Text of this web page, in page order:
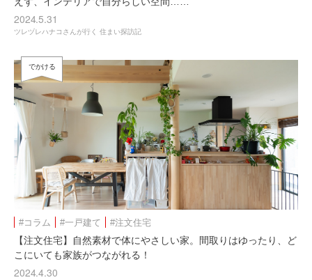
2024.5.31
ツレヅレハナコさんが行く 住まい探訪記
でかける
#コラム #一戸建て #注文住宅
【注文住宅】自然素材で体にやさしい家。間取りはゆったり、ど
こにいても家族がつながれる！
2024.4.30